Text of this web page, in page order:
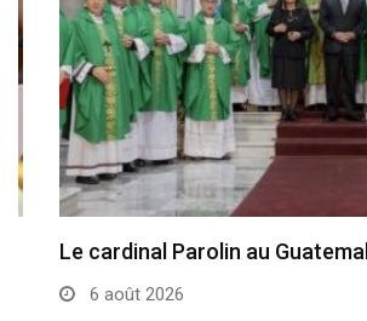
Le cardinal Parolin au Guatemala
6 août 2026